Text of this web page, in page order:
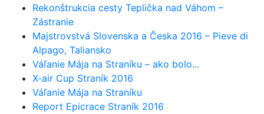
Rekonštrukcia cesty Teplička nad Váhom –
Zástranie
Majstrovstvá Slovenska a Česka 2016 – Pieve di
Alpago, Taliansko
Váľanie Mája na Straníku – ako bolo...
X-air Cup Straník 2016
Váľanie Mája na Straníku
Report Epicrace Straník 2016